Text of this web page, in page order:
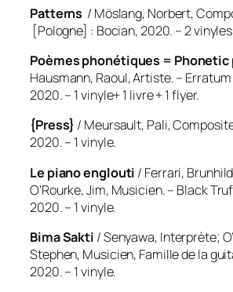
Patterns / Möslang, Norbert,
[Pologne] : Bocian, 2020. – 2
Poèmes phonétiques = Phonetic
Hausmann, Raoul, Artiste. –
2020. – 1 vinyle+ 1 livre + 1 flyer.
{Press} / Meursault, Pali,
2020. – 1 vinyle.
Le piano englouti / Ferrari,
O’Rourke, Jim, Musicien. – Black
2020. – 1 vinyle.
Bima Sakti / Senyawa, Interprète;
Stephen, Musicien, Famille de la
2020. – 1 vinyle.